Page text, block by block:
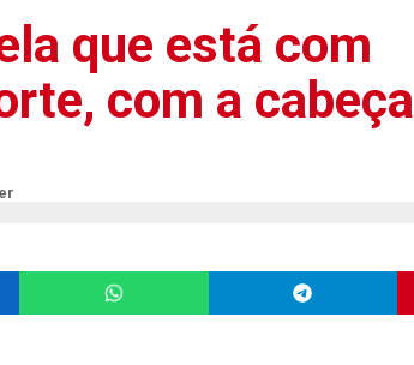
que está com
com a cabeça